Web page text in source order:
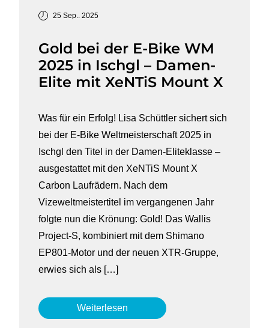
25 Sep.. 2025
Gold bei der E-Bike WM
2025 in Ischgl – Damen-
Elite mit XeNTiS Mount X
Was für ein Erfolg! Lisa Schüttler sichert sich
bei der E-Bike Weltmeisterschaft 2025 in
Ischgl den Titel in der Damen-Eliteklasse –
ausgestattet mit den XeNTiS Mount X
Carbon Laufrädern. Nach dem
Vizeweltmeistertitel im vergangenen Jahr
folgte nun die Krönung: Gold! Das Wallis
Project-S, kombiniert mit dem Shimano
EP801-Motor und der neuen XTR-Gruppe,
erwies sich als […]
Weiterlesen